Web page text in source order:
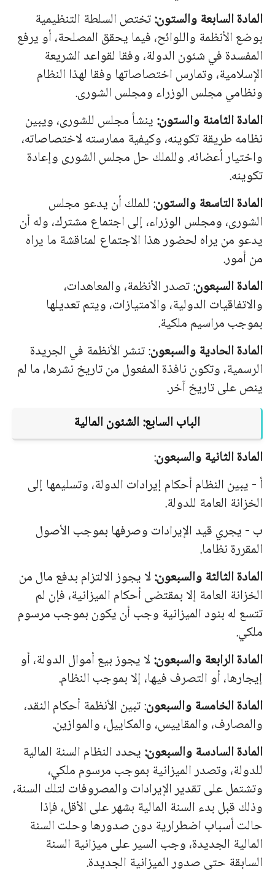
المادة السابعة والستون:تختص السلطة التنظيمية
بوضع الأنظمة واللوائح، فيما يحقق المصلحة، أو يرفع
المفسدة في شئون الدولة، وفقا لقواعد الشريعة
الإسلامية، وتمارس اختصاصاتها وفقا لهذا النظام
ونظامي مجلس الوزراء ومجلس الشورى.
المادة الثامنة والستون:ينشأ مجلس للشورى، ويبين
نظامه طريقة تكوينه، وكيفية ممارسته لاختصاصاته،
واختيار أعضائه. وللملك حل مجلس الشورى وإعادة
تكوينه.
المادة التاسعة والستون: للملك أن يدعو مجلس
الشورى، ومجلس الوزراء، إلى اجتماع مشترك، وله أن
يدعو من يراه لحضور هذا الاجتماع لمناقشة ما يراه
من أمور.
المادة السبعون: تصدر الأنظمة، والمعاهدات،
والاتفاقيات الدولية، والامتيازات، ويتم تعديلها
بموجب مراسيم ملكية.
المادة الحادية والسبعون: تنشر الأنظمة في الجريدة
الرسمية، وتكون نافذة المفعول من تاريخ نشرها، ما لم
ينص على تاريخ آخر.
الباب السابع: الشئون المالية
المادة الثانية والسبعون:
أ - يبين النظام أحكام إيرادات الدولة، وتسليمها إلى
الخزانة العامة للدولة.
ب - يجري قيد الإيرادات وصرفها بموجب الأصول
المقررة نظاما.
المادة الثالثة والسبعون:لا يجوز الالتزام بدفع مال من
الخزانة العامة إلا بمقتضى أحكام الميزانية، فإن لم
تتسع له بنود الميزانية وجب أن يكون بموجب مرسوم
ملكي.
المادة الرابعة والسبعون:لا يجوز بيع أموال الدولة، أو
إيجارها، أو التصرف فيها، إلا بموجب النظام.
المادة الخامسة والسبعون: تبين الأنظمة أحكام النقد،
والمصارف، والمقاييس، والمكاييل، والموازين.
المادة السادسة والسبعون:يحدد النظام السنة المالية
للدولة، وتصدر الميزانية بموجب مرسوم ملكي،
وتشتمل على تقدير الإيرادات والمصروفات لتلك السنة،
وذلك قبل بدء السنة المالية بشهر على الأقل، فإذا
حالت أسباب اضطرارية دون صدورها وحلت السنة
المالية الجديدة، وجب السير على ميزانية السنة
السابقة حتى صدور الميزانية الجديدة.